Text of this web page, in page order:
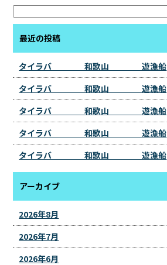
最近の投稿
タイラバ 和歌山 遊漁船
タイラバ 和歌山 遊漁船
タイラバ 和歌山 遊漁船
タイラバ 和歌山 遊漁船
タイラバ 和歌山 遊漁船
アーカイブ
2026年8月
2026年7月
2026年6月